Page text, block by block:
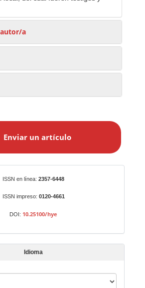
a
Enviar un artículo
ISSN en línea: 2357-6448
ISSN impreso: 0120-4661
DOI: 10.25100/hye
Idioma